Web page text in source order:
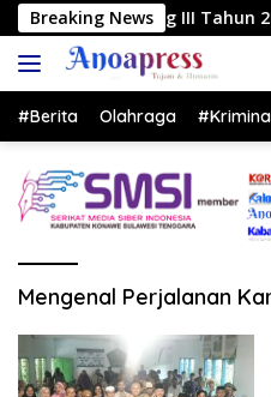
Langsung
ke
konten
Breaking News
III Tahun 2026 di Dapil IV
#Berita Olahraga
Mengenal Perjalanan